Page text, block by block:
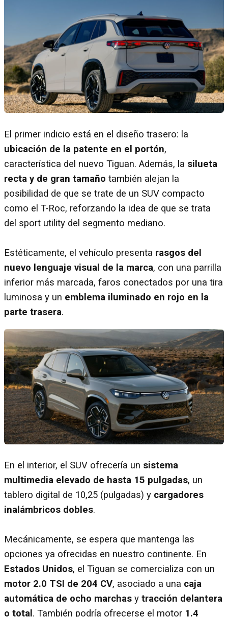
El primer indicio está en el diseño trasero: la
ubicación de la patente en el portón,
característica del nuevo Tiguan. Además, la silueta
recta y de gran tamaño también alejan la
posibilidad de que se trate de un SUV compacto
como el T-Roc, reforzando la idea de que se trata
del sport utility del segmento mediano.
Estéticamente, el vehículo presenta rasgos del
nuevo lenguaje visual de la marca, con una parrilla
inferior más marcada, faros conectados por una tira
luminosa y un emblema iluminado en rojo en la
parte trasera.
En el interior, el SUV ofrecería un sistema
multimedia elevado de hasta 15 pulgadas, un
tablero digital de 10,25 (pulgadas) y cargadores
inalámbricos dobles.
Mecánicamente, se espera que mantenga las
opciones ya ofrecidas en nuestro continente. En
Estados Unidos, el Tiguan se comercializa con un
motor 2.0 TSI de 204 CV, asociado a una caja
automática de ocho marchas y tracción delantera
o total . También podría ofrecerse el motor 1.4